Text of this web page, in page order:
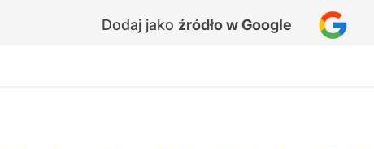
Dodaj jako źródło w Google